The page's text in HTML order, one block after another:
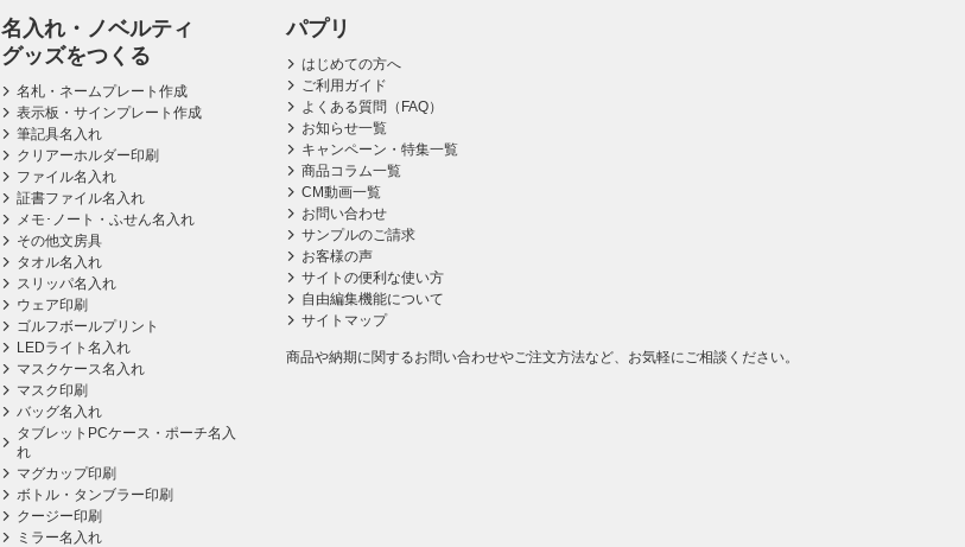
名入れ・ノベルティ
グッズをつくる
名札・ネームプレート作成
表示板・サインプレート作成
筆記具名入れ
クリアーホルダー印刷
ファイル名入れ
証書ファイル名入れ
メモ･ノート・ふせん名入れ
その他文房具
タオル名入れ
スリッパ名入れ
ウェア印刷
ゴルフボールプリント
LEDライト名入れ
マスクケース名入れ
マスク印刷
バッグ名入れ
タブレットPCケース・ポーチ名入
れ
マグカップ印刷
ボトル・タンブラー印刷
クージー印刷
ミラー名入れ
パプリ
はじめての方へ
ご利用ガイド
よくある質問（FAQ）
お知らせ一覧
キャンペーン・特集一覧
商品コラム一覧
CM動画一覧
お問い合わせ
サンプルのご請求
お客様の声
サイトの便利な使い方
自由編集機能について
サイトマップ
商品や納期に関するお問い合わせやご注文方法など、お気軽にご相談ください。